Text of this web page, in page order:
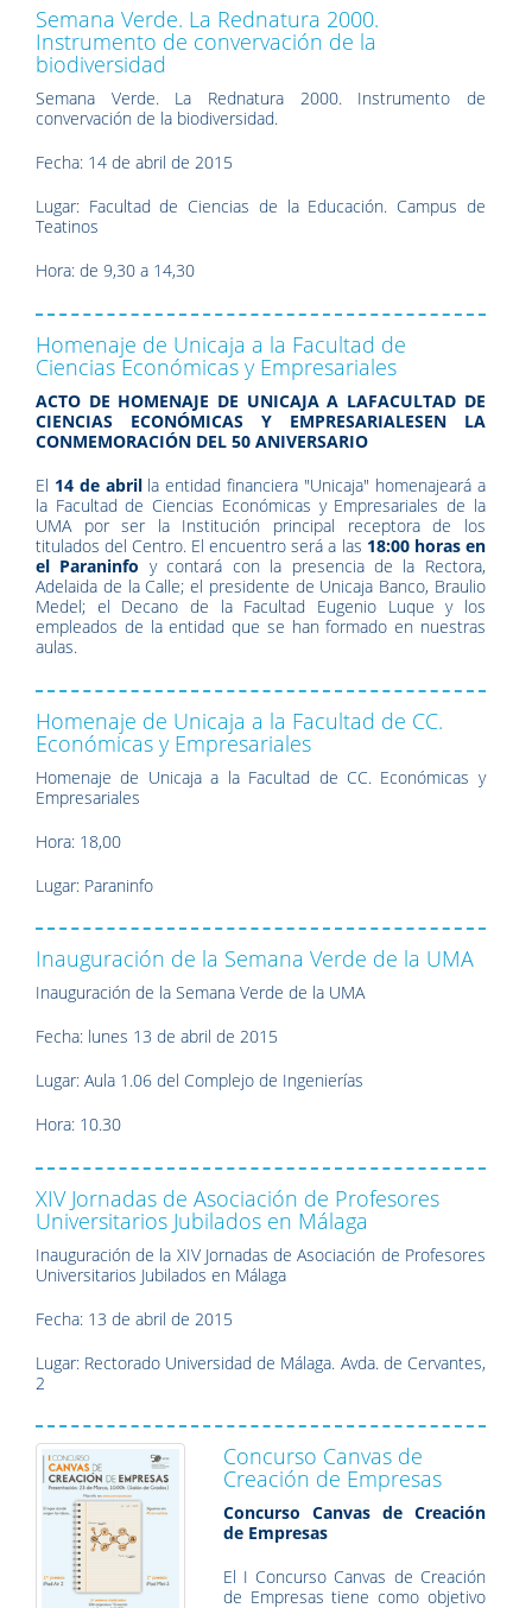
Semana Verde. La Rednatura 2000.
Instrumento de convervación de la
biodiversidad
Semana Verde. La Rednatura 2000. Instrumento de
convervación de la biodiversidad.
Fecha: 14 de abril de 2015
Lugar: Facultad de Ciencias de la Educación. Campus de
Teatinos
Hora: de 9,30 a 14,30
Homenaje de Unicaja a la Facultad de
Ciencias Económicas y Empresariales
ACTO DE HOMENAJE DE UNICAJA A LAFACULTAD DE
CIENCIAS ECONÓMICAS Y EMPRESARIALESEN LA
CONMEMORACIÓN DEL 50 ANIVERSARIO
El 14 de abrilla entidad financiera "Unicaja" homenajeará a
la Facultad de Ciencias Económicas y Empresariales de la
UMA por ser la Institución principal receptora de los
titulados del Centro. El encuentro será a las 18:00 horas en
el Paraninfo y contará con la presencia de la Rectora,
Adelaida de la Calle; el presidente de Unicaja Banco, Braulio
Medel; el Decano de la Facultad Eugenio Luque y los
empleados de la entidad que se han formado en nuestras
aulas.
Homenaje de Unicaja a la Facultad de CC.
Económicas y Empresariales
Homenaje de Unicaja a la Facultad de CC. Económicas y
Empresariales
Hora: 18,00
Lugar: Paraninfo
Inauguración de la Semana Verde de la UMA
Inauguración de la Semana Verde de la UMA
Fecha: lunes 13 de abril de 2015
Lugar: Aula 1.06 del Complejo de Ingenierías
Hora: 10.30
XIV Jornadas de Asociación de Profesores
Universitarios Jubilados en Málaga
Inauguración de la XIV Jornadas de Asociación de Profesores
Universitarios Jubilados en Málaga
Fecha: 13 de abril de 2015
Lugar: Rectorado Universidad de Málaga. Avda. de Cervantes,
2
Concurso Canvas de
Creación de Empresas
Concurso Canvas de Creación
de Empresas
El I Concurso Canvas de Creación
de Empresas tiene como objetivo